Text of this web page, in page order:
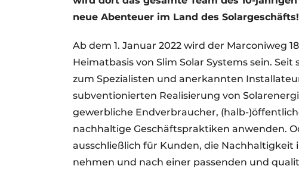
neue Abenteuer im Land des Solargeschäfts!
Ab dem 1. Januar 2022 wird der Marconiweg
Heimatbasis von Slim Solar Systems sein.
zum Spezialisten und anerkannten
subventionierten Realisierung von
gewerbliche Endverbraucher, (halb-
nachhaltige Geschäftspraktiken anwenden.
ausschließlich für Kunden, die
nehmen und nach einer passenden und